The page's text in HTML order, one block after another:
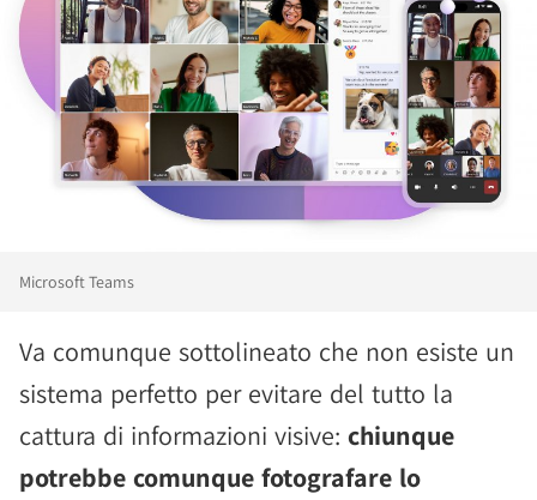
Microsoft Teams
Va comunque sottolineato che non esiste un
sistema perfetto per evitare del tutto la
cattura di informazioni visive: chiunque
potrebbe comunque fotografare lo